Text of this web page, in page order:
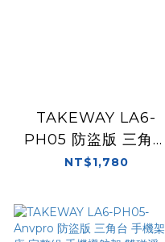
TAKEWAY LA6-
PH05 防盜版 三角台
手機架 底座 完整組 手
NT$1,780